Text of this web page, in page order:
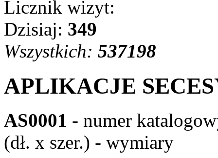
Licznik wizyt:
Dzisiaj: 349
Wszystkich: 537198
APLIKACJE
AS0001 - numer
(dł. x szer.) - wymiary